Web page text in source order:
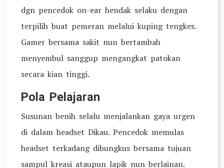
dgn pencedok on-ear hendak selaku dengan
terpilih buat pemeran melalui kuping tengkes.
Gamer bersama sakit nun bertambah
menyembul sanggup mengangkat patokan
secara kian tinggi.
Pola Pelajaran
Susunan benih selalu menjalankan gaya urgen
di dalam headset Dikau. Pencedok memulas
headset terkadang dibungkus bersama tujuan
sampul kreasi ataupun lapik nun berlainan.